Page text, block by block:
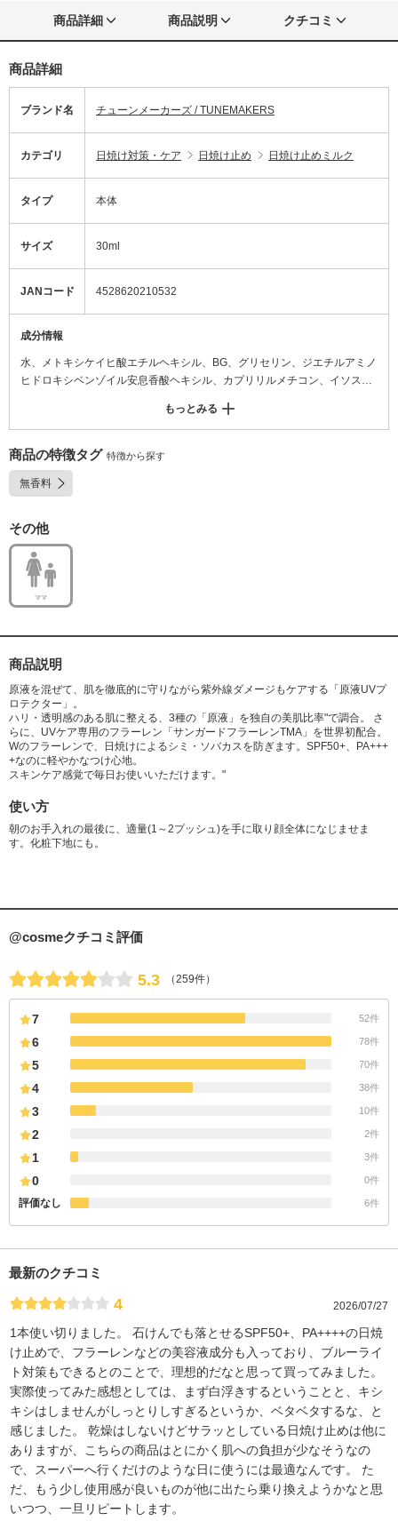
商品詳細 商品説明 クチコミ
商品詳細
ブランド名 チューンメーカーズ / TUNEMAKERS
カテゴリ 日焼け対策・ケア 日焼け止め 日焼け止めミルク
タイプ 本体
サイズ 30ml
JANコード 4528620210532
成分情報
水、メトキシケイヒ酸エチルヘキシル、BG、グリセリン、ジエチルアミノ
ヒドロキシベンゾイル安息香酸ヘキシル、カプリリルメチコン、イソステ
質、α-アルブチン、カンゾウ葉エキス、ラウロイルリシン、カカオ種子エ
キス、トコフェロール、酢酸トコフェロール、アルギニン、水添レシチ
ン、リゾレシチン、キサンタンガム、コレステロール、ジヒドロコレス- 2
0、PEG-100水添ヒマシ油、フィチン酸、ポリシリコーン-14、(PEG-12ジ
メチコン/PPG-20)クロスポリマー、(アクリレーツ/アクリル酸アルキル(C1
鉛、酸化銀、水酸化K、水酸化Al、水酸化Na、PVP、BHT、エチドロン
もっとみる
商品の特徴タグ 特徴から探す
無香料
その他
ママ
商品説明
原液を混ぜて、肌を徹底的に守りながら紫外線ダメージもケアする「原液UVプ
ロテクター」。
ハリ・透明感のある肌に整える、3種の「原液」を独自の美肌比率"で調合。 さ
らに、UVケア専用のフラーレン「サンガードフラーレンTMA」を世界初配合。
Wのフラーレンで、日焼けによるシミ・ソバカスを防ぎます。SPF50+、PA+++
+なのに軽やかなつけ心地。
スキンケア感覚で毎日お使いいただけます。"
使い方
朝のお手入れの最後に、適量(1～2プッシュ)を手に取り顔全体になじませま
す。化粧下地にも。
@cosmeクチコミ評価
5.3 （259件）
7 52件
6 78件
5 70件
4 38件
3 10件
2 2件
1 3件
0 0件
評価なし 6件
最新のクチコミ
4 2026/07/27
1本使い切りました。 石けんでも落とせるSPF50+、PA++++の日焼
け止めで、フラーレンなどの美容液成分も入っており、ブルーライ
ト対策もできるとのことで、理想的だなと思って買ってみました。
実際使ってみた感想としては、まず白浮きするということと、キシ
キシはしませんがしっとりしすぎるというか、ベタベタするな、と
感じました。 乾燥はしないけどサラッとしている日焼け止めは他に
ありますが、こちらの商品はとにかく肌への負担が少なそうなの
で、スーパーへ行くだけのような日に使うには最適なんです。 た
だ、もう少し使用感が良いものが他に出たら乗り換えようかなと思
いつつ、一旦リピートします。